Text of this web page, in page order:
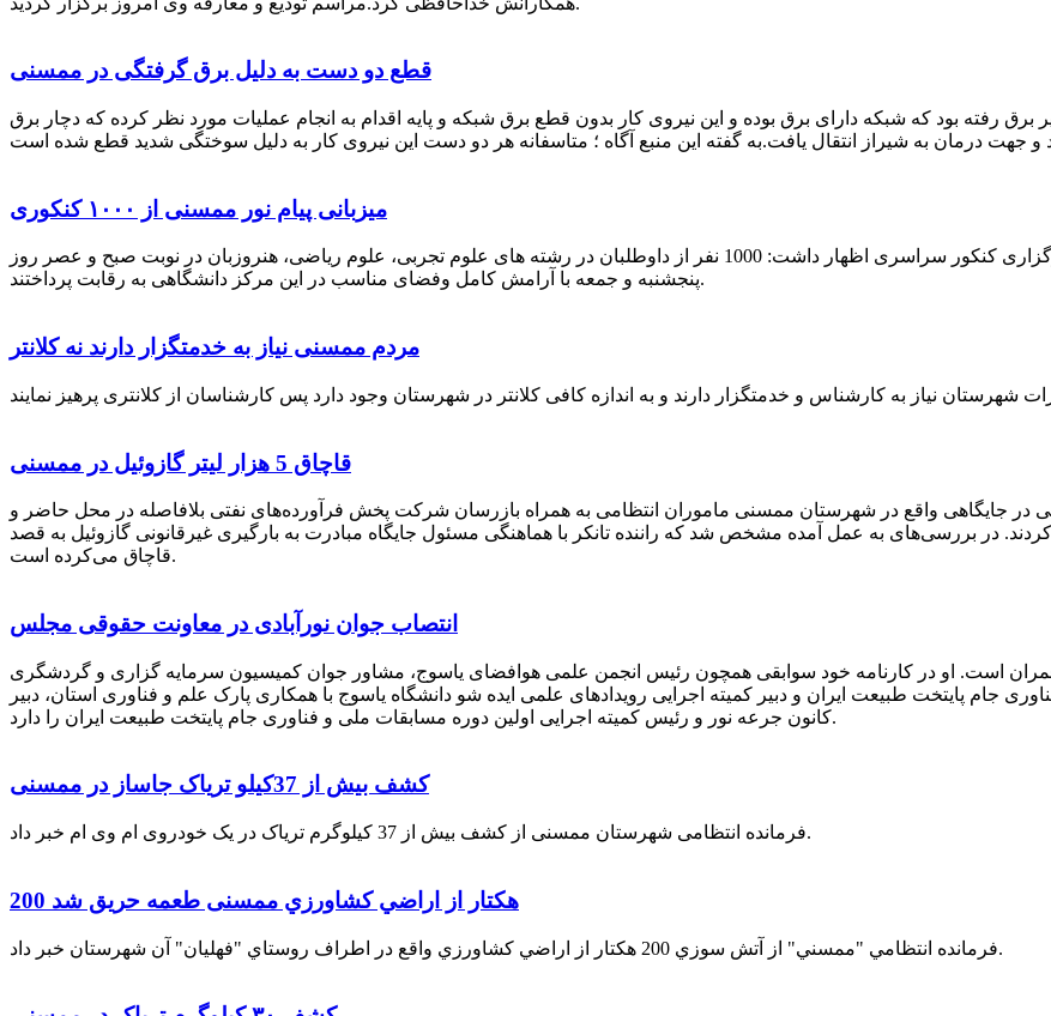
قطع دو دست به دلیل برق گرفتگی در ممسنی
برق رفته بود که شبکه دارای برق بوده و این نیروی کار بدون قطع برق شبکه و پایه اقدام به انجام عملیات مورد نظر کرده که دچار برق
میزبانی پیام نور ممسنی از ۱۰۰۰ کنکوری
شهرام رحمانی سرپرست دانشگاه پیام نور ممسنی در خصوص برگزاری کنکور سراسری اظهار داشت: 1000 نفر از داوطلبان در رشته های علوم تجربی، علوم ریاضی، هنروزبان در نوبت صبح و عصر روز
پنجشنبه و جمعه با آرامش کامل وفضای مناسب در این مرکز دانشگاهی به رقابت پرداختند.
مردم ممسنی نیاز به خدمتگزار دارند نه کلانتر
قاچاق 5 هزار لیتر گازوئیل در ممسنی
در جایگاهی واقع در شهرستان ممسنی ماموران انتظامی به همراه بازرسان شرکت پخش فرآورده‌های نفتی بلافاصله در محل حاضر و
حمل می‌کرد، توقیف کردند. در بررسی‌های به عمل آمده مشخص شد که راننده تانکر با هماهنگی مسئول جایگاه مبادرت به بارگیری غیرقانونی گازوئیل به قصد
قاچاق می‌کرده است.
انتصاب جوان نورآبادی در معاونت حقوقی مجلس
است. او در کارنامه خود سوابقی همچون رئیس انجمن علمی هوافضای یاسوج، مشاور جوان کمیسیون سرمایه گزاری و گردشگری
جام پایتخت طبیعت ایران و دبیر کمیته اجرایی رویدادهای علمی ایده شو دانشگاه یاسوج با همکاری پارک علم و فناوری استان، دبیر
کانون جرعه نور و رئیس کمیته اجرایی اولین دوره مسابقات ملی و فناوری جام پایتخت طبیعت ایران را دارد.
کشف بیش از 37کیلو تریاک جاساز در ممسنی
فرمانده انتظامی شهرستان ممسنی از کشف بیش از 37 کیلوگرم تریاک در یک خودروی ام وی ام خبر داد.
200 هكتار از اراضي كشاورزي ممسنی طعمه حریق شد
فرمانده انتظامي "ممسني" از آتش سوزي 200 هكتار از اراضي كشاورزي واقع در اطراف روستاي "فهلیان" آن شهرستان خبر داد.